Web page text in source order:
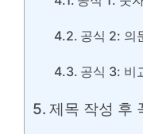
공식 2: 의
공식 3: 비
제목 작성 후